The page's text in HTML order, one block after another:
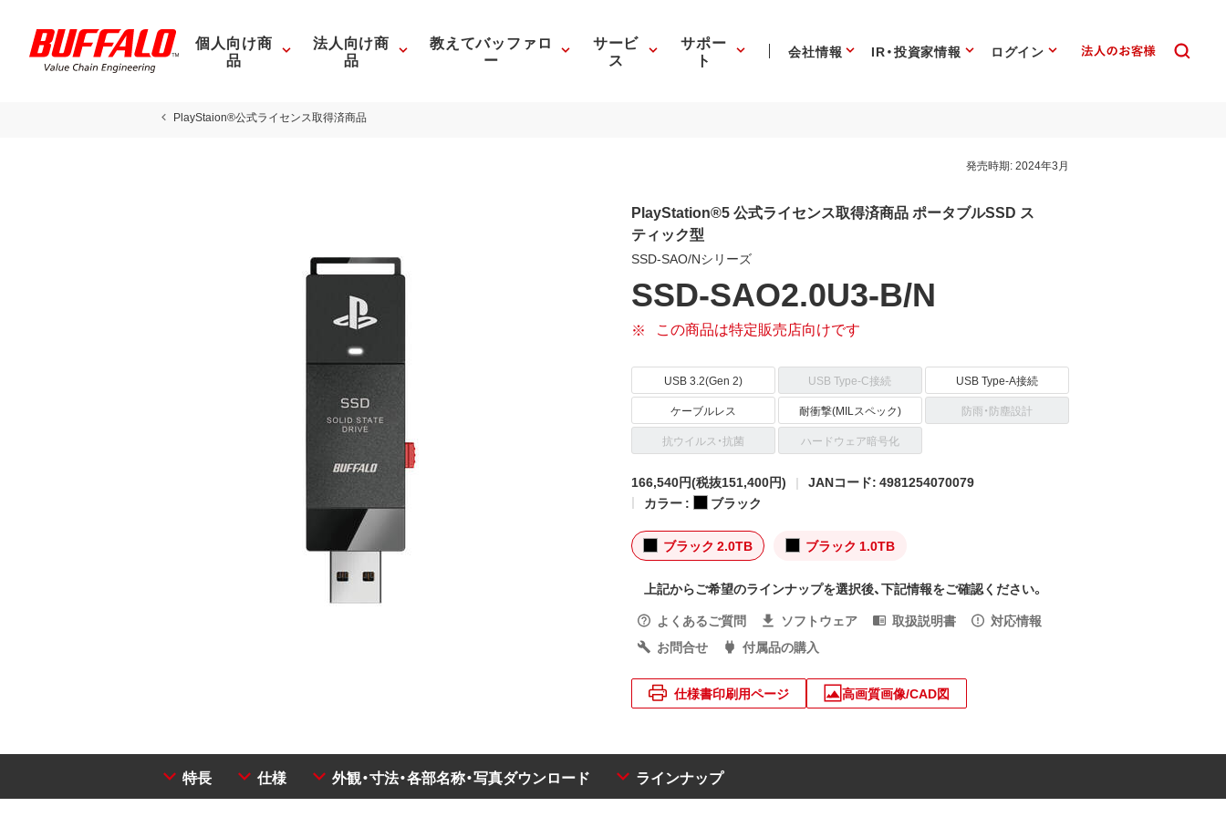
個人向け商
品
法人向け商
品
教えてバッファロ
ー
サービ
ス
サポー
ト 会社情報 IR・投資家情報 ログイン
PlayStaion®公式ライセンス取得済商品
発売時期:2024年3月
PlayStation®5 公式ライセンス取得済商品 ポータブルSSD ス
ティック型
SSD-SAO/Nシリーズ
SSD-SAO2.0U3-B/N
この商品は特定販売店向けです
USB 3.2(Gen 2) USB Type-C接続
USB Type-A接続
ケーブルレス
耐衝撃(MILスペック)
防雨・防塵設計
抗ウイルス・抗菌
ハードウェア暗号化
166,540円(税抜151,400円)
JANコード: 4981254070079
カラー :
ブラック
ブラック 2.0TB ブラック 1.0TB
上記からご希望のラインナップを選択後、下記情報をご確認ください。
よくあるご質問
ソフトウェア 取扱説明書
対応情報
お問合せ
付属品の購入
仕様書印刷用ページ 高画質画像/CAD図
特長 仕様 外観・寸法・各部名称・写真ダウンロード ラインナップ